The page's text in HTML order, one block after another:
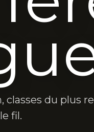
classes du plus
fil.